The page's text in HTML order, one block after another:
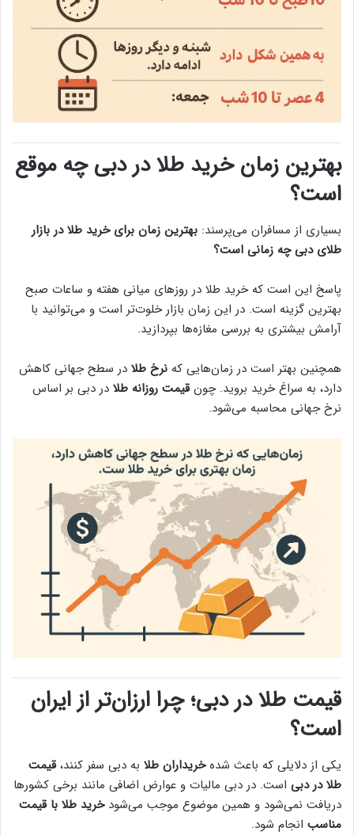
بهترین زمان خرید طلا در دبی چه موقع
است؟
بسیاری از مسافران می‌پرسند: بهترین زمان برای خرید طلا در بازار
طلای دبی چه زمانی است؟
پاسخ این است که خرید طلا در روزهای میانی هفته و ساعات صبح
بهترین گزینه است. در این زمان بازار خلوت‌تر است و می‌توانید با
آرامش بیشتری به بررسی مغازه‌ها بپردازید.
همچنین بهتر است در زمان‌هایی که نرخ طلا در سطح جهانی کاهش
دارد، به سراغ خرید بروید. چونقیمت روزانه طلا در دبی بر اساس
نرخ جهانی محاسبه می‌شود.
قیمت طلا در دبی؛ چرا ارزان‌تر از ایران
است؟
یکی از دلایلی که باعث شدهخریداران طلا به دبی سفر کنند،قیمت
طلا در دبی است. در دبی مالیات و عوارض اضافی مانند برخی کشورها
دریافت نمی‌شود و همین موضوع موجب می‌شودخرید طلا با قیمت
مناسب انجام شود.